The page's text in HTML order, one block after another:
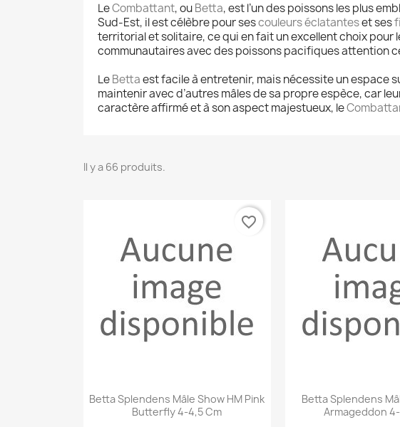
LeCombattant, ouBetta, est l’un des poissons les plus
Sud-Est, il est célèbre pour sescouleurs éclatanteset ses
territorial et solitaire, ce qui en fait un excellent choix
communautaires avec des poissons pacifiques attention
LeBettaest facile à entretenir, mais nécessite un espace
maintenir avec d’autres mâles de sa propre espèce, car
caractère affirmé et à son aspect majestueux, le
Il y a 66 produits.
 Aperçu rapide
Betta Splendens Mâle Show HM Pink
Butterfly 4-4,5 Cm
favorite_border
 Aperçu
Betta Splendens
Armageddon